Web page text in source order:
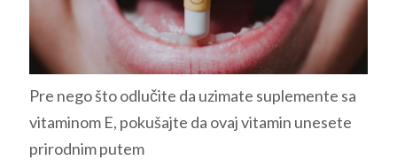
Pre nego što odlučite da uzimate suplemente sa
vitaminom E, pokušajte da ovaj vitamin unesete
prirodnim putem